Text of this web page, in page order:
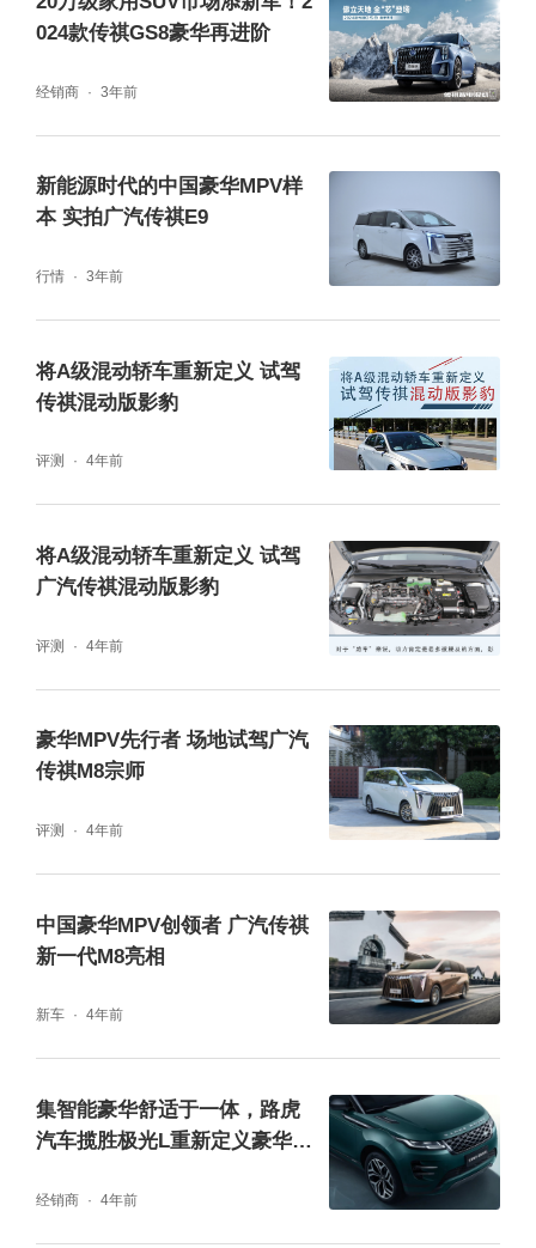
来到车内,更能感受到与众不同的品味与格调,
传祺GM8的中控台采用横贯左右的特征线设
计,提供环抱式驾乘安全感,时尚配色轻奢商务
之中也透漏着温馨和谐之美。同时,仪表台、门
饰板处使用大量软质材料的覆盖,并附带钢琴漆
和镀铬饰条点缀,更增添了轻奢质感。考虑到驾
头杜绝污染,并使用多种隔音材料,全方位确保
整车的静谧性。有礼有仪,竭尽所能,为驾乘者
打造一个舒适健康的座舱环境。
往往真诚的礼数不是停留在表面的,而且随着时
代的演变,现代人的礼数相对于古代人而言更是
每一个顾客满意,是因为他们感受到了被重视,
并且享受到了符合他们内心需求的高品质服
024款传祺GS8豪华再进阶
经销商 3年前
新能源时代的中国豪华MPV样
本 实拍广汽传祺E9
行情 3年前
将A级混动轿车重新定义 试驾
传祺混动版影豹
评测 4年前
将A级混动轿车重新定义 试驾
广汽传祺混动版影豹
评测 4年前
豪华MPV先行者 场地试驾广汽
传祺M8宗师
评测 4年前
中国豪华MPV创领者 广汽传祺
新一代M8亮相
新车 4年前
集智能豪华舒适于一体，路虎
汽车揽胜极光L重新定义豪华全
经销商 4年前